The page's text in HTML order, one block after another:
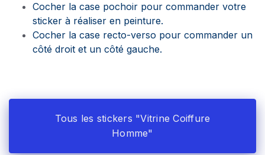
Cocher la case pochoir pour commander votre
sticker à réaliser en peinture.
Cocher la case recto-verso pour commander un
côté droit et un côté gauche.
Tous les stickers "Vitrine Coiffure
Homme"